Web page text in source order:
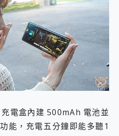
電盒內建 500mAh 電池並
能，充電五分鐘即能多聽1